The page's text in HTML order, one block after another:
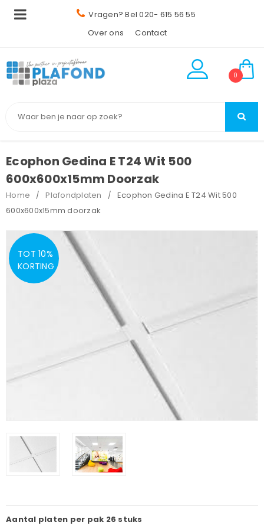
Vragen? Bel 020- 615 56 55
Over ons
Contact
0
Ecophon Gedina E T24 Wit 500
600x600x15mm Doorzak
Home / Plafondplaten /
Ecophon Gedina E T24 Wit 500
600x600x15mm doorzak
TOT 10%
KORTING
Aantal platen per pak 26 stuks